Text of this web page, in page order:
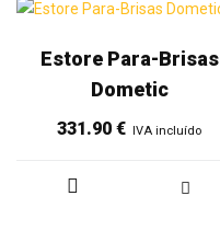
Estore Para-Brisas
Dometic
331.90€ IVA incluído